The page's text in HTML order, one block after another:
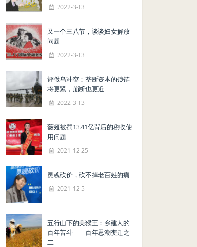
2022-3-13
又一个三八节，谈谈妇女解放
问题
2022-3-13
评俄乌冲突：垄断资本的锁链
将更紧，崩断也更近
2022-3-13
薇娅被罚13.41亿背后的税收使
用问题
2021-12-25
灵魂砍价，砍不掉老百姓的痛
2021-12-5
五行山下的美猴王：乡建人的
百年苦斗——百年思潮变迁之
二